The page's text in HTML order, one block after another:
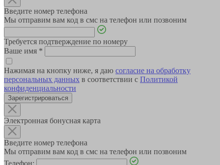
Введите номер телефона
Мы отправим вам код в смс на телефон или позвоним
Требуется подтверждение по номеру
Ваше имя *
Нажимая на кнопку ниже, я даю согласие на обработку
персональных данных в соответствии с Политикой
конфиденциальности
Зарегистрироваться
Электронная бонусная карта
Введите номер телефона
Мы отправим вам код в смс на телефон или позвоним